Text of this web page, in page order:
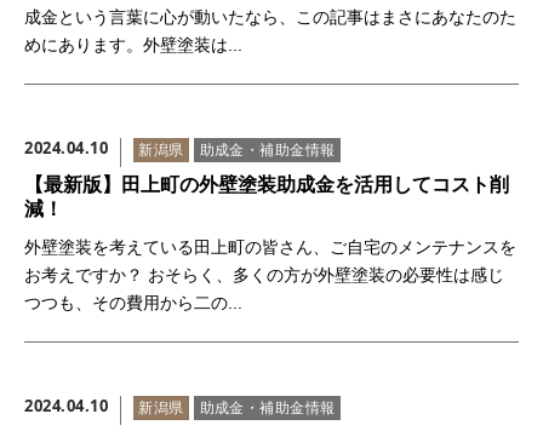
成金という言葉に心が動いたなら、この記事はまさにあなたのた
めにあります。外壁塗装は...
2024.04.10 新潟県 助成金・補助金情報
【最新版】田上町の外壁塗装助成金を活用してコスト削
減！
外壁塗装を考えている田上町の皆さん、ご自宅のメンテナンスを
お考えですか？ おそらく、多くの方が外壁塗装の必要性は感じ
つつも、その費用から二の...
2024.04.10 新潟県 助成金・補助金情報
ココだけの話
店舗
お問い合わせ